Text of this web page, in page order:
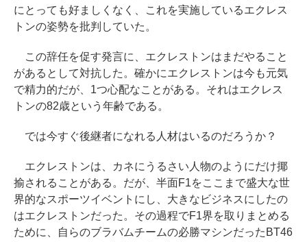
にとっても好ましくなく、これを実施しているエクレス
トンの姿勢を批判していた。
この辞任を促す発言に、エクレストンはまだやること
があるとして対抗した。確かにエクレストンは今も元気
で精力的だが、1つ心配なことがある。それはエクレス
トンの82歳という年齢である。
では今すぐ後継者になれる人材はいるのだろうか？
エクレストンは、カネにうるさい人物のようにだけ揶
揄されることがある。だが、半面F1をここまで盛大な世
界的なスポーツイベントにし、大きなビジネスにしたの
はエクレストンだった。その過程でF1界を取りまとめる
ために、自らのブラバムチームの必勝マシンだったBT46